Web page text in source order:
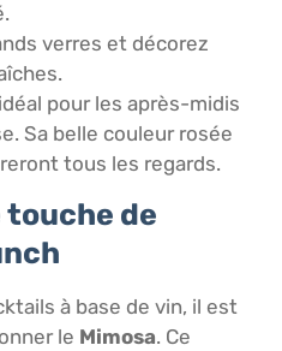
verres et décorez
pour les après-midis
Sa belle couleur rosée
tous les regards.
touche de
à base de vin, il est
le Mimosa. Ce